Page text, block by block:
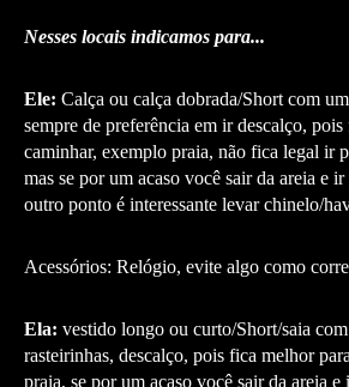
Nesses locais indicamos para...
Ele: Calça ou calça dobrada/Short com
sempre de preferência em ir descalço,
caminhar, exemplo praia, não fica legal ir
mas se por um acaso você sair da areia e
outro ponto é interessante levar chinelo/
Acessórios: Relógio, evite algo como
Ela: vestido longo ou curto/Short/saia
rasteirinhas, descalço, pois fica melhor
praia, se por um acaso você sair da areia